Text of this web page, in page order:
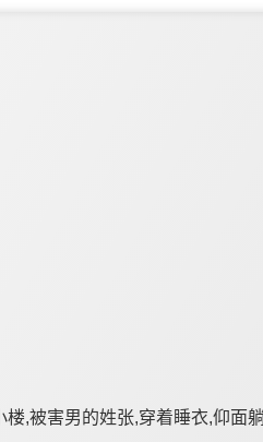
,被害男的姓张,穿着睡衣,仰面